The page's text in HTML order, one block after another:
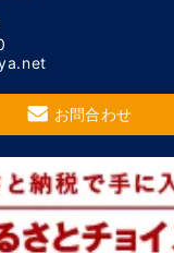
お問合わせ